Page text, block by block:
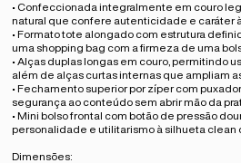
• Confeccionada integralmente em couro
natural que confere autenticidade e caráter
• Formato tote alongado com estrutura
uma shopping bag com a firmeza de uma
• Alças duplas longas em couro, permitindo
além de alças curtas internas que ampliam
• Fechamento superior por zíper com
segurança ao conteúdo sem abrir mão da
• Mini bolso frontal com botão de pressão
personalidade e utilitarismo à silhueta clean
Dimensões: